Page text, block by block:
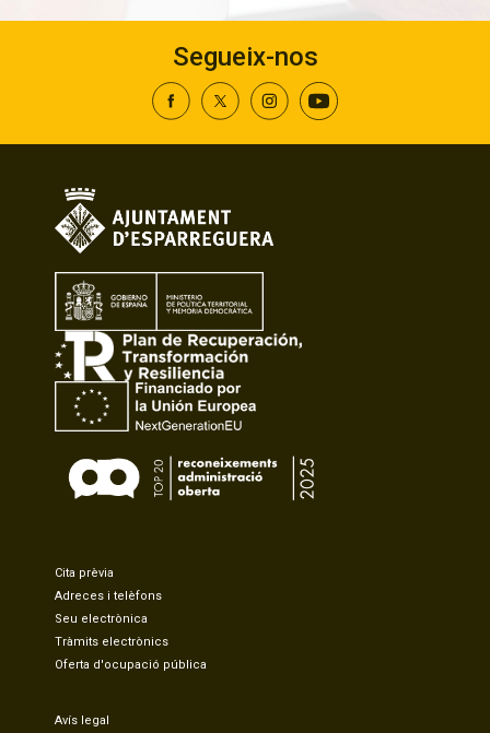
Segueix-nos
Cita prèvia
Adreces i telèfons
Seu electrònica
Tràmits electrònics
Oferta d'ocupació pública
Avís legal